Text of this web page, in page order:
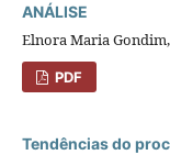
ANÁLISE
Elnora Maria
PDF
Tendências do